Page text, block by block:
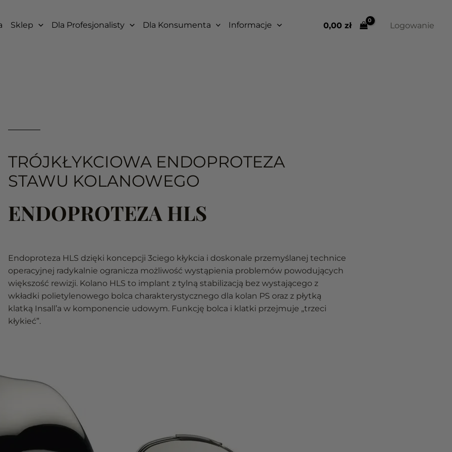
Sklep Dla Profesjonalisty Dla Konsumenta Informacje 0,00 zł Logowanie
TRÓJKŁYKCIOWA ENDOPROTEZA
STAWU KOLANOWEGO
ENDOPROTEZA HLS
Endoproteza HLS dzięki koncepcji 3ciego kłykcia i doskonale przemyślanej technice
operacyjnej radykalnie ogranicza możliwość wystąpienia problemów powodujących
większość rewizji. Kolano HLS to implant z tylną stabilizacją bez wystającego z
wkładki polietylenowego bolca charakterystycznego dla kolan PS oraz z płytką
klatką Insall’a w komponencie udowym. Funkcję bolca i klatki przejmuje „trzeci
kłykieć”.